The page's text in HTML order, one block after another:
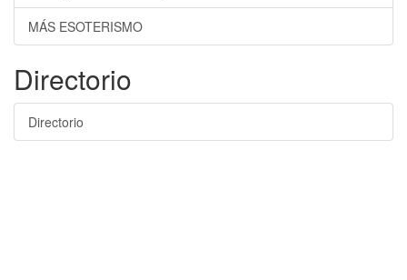
MÁS ESOTERISMO
Directorio
Directorio